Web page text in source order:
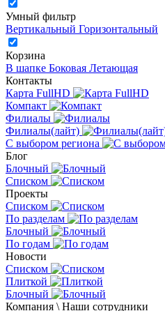
Умный фильтр
Вертикальный Горизонтальный
Корзина
В шапке Боковая Летающая
Контакты
Карта FullHD
Компакт
Филиалы
Филиалы(лайт)
С выбором региона
Блог
Блочный
Списком
Проекты
Списком
По разделам
Блочный
По годам
Новости
Списком
Плиткой
Блочный
Компания \ Наши сотрудники